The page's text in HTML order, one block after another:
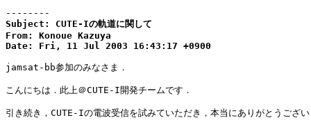
--------
Subject: CUTE-Iの軌道に関して
From: Konoue Kazuya
Date: Fri, 11 Jul 2003 16:43:17 +0900
jamsat-bb参加のみなさま．
こんにちは．此上＠CUTE-I開発チームです．
引き続き，CUTE-Iの電波受信を試みていただき，本当にありがとうござ